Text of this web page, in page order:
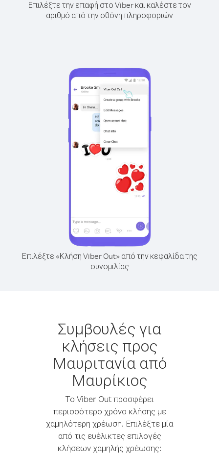
Επιλέξτε την επαφή στο Viber και καλέστε τον
αριθμό από την οθόνη πληροφοριών
Επιλέξτε «Κλήση Viber Out» από την κεφαλίδα της
συνομιλίας
Συμβουλές για
κλήσεις προς
Μαυριτανία από
Μαυρίκιος
Το Viber Out προσφέρει
περισσότερο χρόνο κλήσης με
χαμηλότερη χρέωση. Επιλέξτε μία
από τις ευέλικτες επιλογές
κλήσεων χαμηλής χρέωσης: